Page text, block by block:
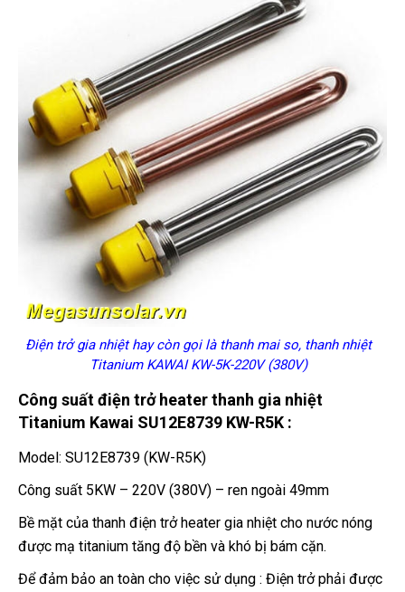
Điện trở gia nhiệt hay còn gọi là thanh mai so, thanh nhiệt
Titanium KAWAI KW-5K-220V (380V)
Công suất điện trở heater thanh gia nhiệt
Titanium Kawai SU12E8739 KW-R5K :
Model: SU12E8739 (KW-R5K)
Công suất 5KW – 220V (380V) – ren ngoài 49mm
Bề mặt của thanh điện trở heater gia nhiệt cho nước nóng
được mạ titanium tăng độ bền và khó bị bám cặn.
Để đảm bảo an toàn cho việc sử dụng : Điện trở phải được